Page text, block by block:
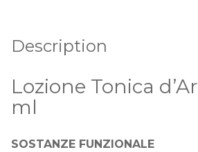
Description
Lozione Tonica
ml
SOSTANZE FUNZIONALE